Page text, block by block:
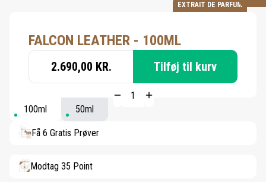
EXTRAIT DE PARFUM
FALCON LEATHER - 100ML
2.690,00 KR. Tilføj til kurv
100ml 50ml
Få 6 Gratis Prøver
Modtag 35 Point